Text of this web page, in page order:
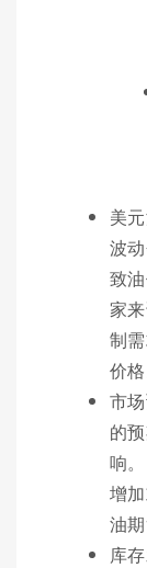
美
波
致
家
制
价格
市
的
响
增
油
库